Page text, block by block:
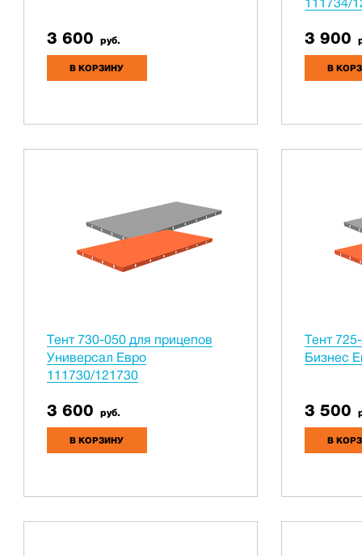
3 600 руб.
В КОРЗИНУ
111734/
3 900
В
Тент 730-050 для прицепов
Универсал Евро
111730/121730
3 600 руб.
В КОРЗИНУ
Тент
Бизнес
3 500
В